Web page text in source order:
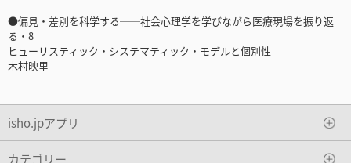
●偏見・差別を科学する──社会心理学を学びながら医療現場を振り返
る・8
ヒューリスティック・システマティック・モデルと個別性
木村映里
isho.jpアプリ
カテゴリー